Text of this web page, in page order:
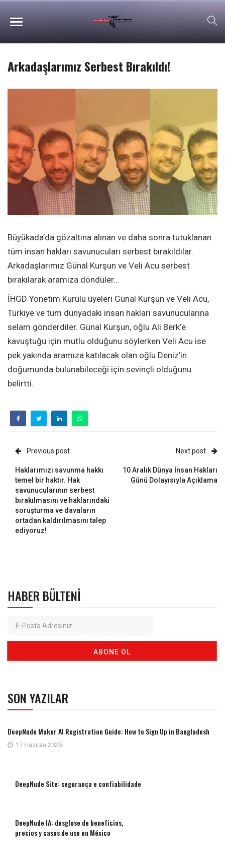
Arkadaşlarımız Serbest Bırakıldı!
Büyükada’da gözaltına alınan ve daha sonra tutuklanan
tüm insan hakları savunucuları serbest bırakıldılar.
Arkadaşlarımız Günal Kurşun ve Veli Acu serbest
bırakılarak aramıza döndüler…
İHGD Yönetim Kurulu üyeleri Günal Kurşun ve Veli Acu,
Türkiye ve tüm dünyadaki insan hakları savunucularına
selam gönderdiler. Günal Kurşun, oğlu Ali Berk’e
kavuştuğu için mutlu olduğunu söylerken Veli Acu ise
pek yakında aramıza katılacak olan oğlu Deniz’in
doğumunda bulunabileceği için sevinçli olduğunu
belirtti.
Previous post
Haklarımızı savunma hakkı
temel bir haktır. Hak
savunucularının serbest
bırakılmasını ve haklarındaki
soruşturma ve davaların
ortadan kaldırılmasını talep
ediyoruz!
Next post
10 Aralık Dünya İnsan Hakları
Günü Dolayısıyla Açıklama
HABER BÜLTENI
SON YAZILAR
DeepNude Maker AI Registration Guide: How to Sign Up in Bangladesh
17 Haziran 2026
DeepNude Site: segurança e confiabilidade
DeepNude IA: desglose de beneficios,
precios y casos de uso en México